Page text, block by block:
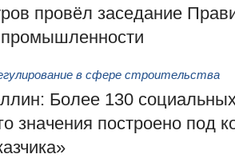
провёл заседание
в сфере строительства
Более 130
значения построено под